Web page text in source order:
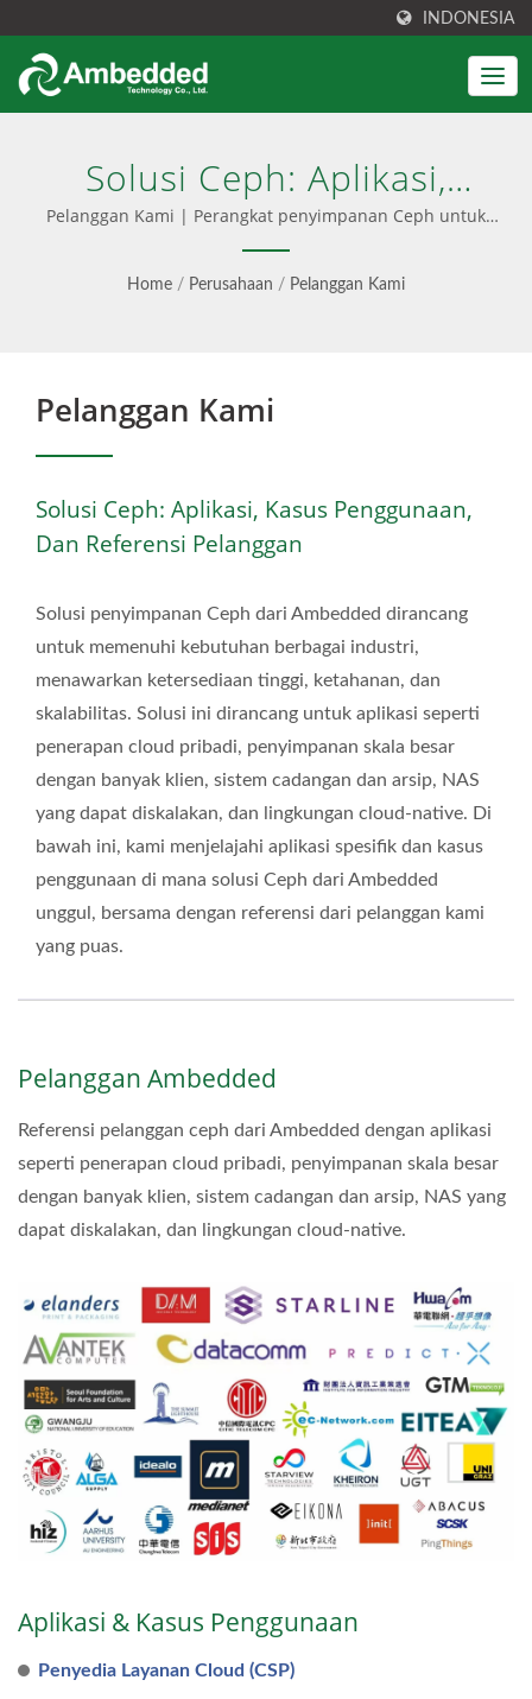
INDONESIA
Solusi Ceph: Aplikasi,
Kasus Penggunaan, Dan
Referensi Pelanggan |
Lebih Rendah - Ambedded
Pelanggan Kami | Perangkat penyimpanan Ceph untuk
perusahaan
Home / Perusahaan / Pelanggan Kami
Pelanggan Kami
Solusi Ceph: Aplikasi, Kasus Penggunaan,
Dan Referensi Pelanggan
Solusi penyimpanan Ceph dari Ambedded dirancang
untuk memenuhi kebutuhan berbagai industri,
menawarkan ketersediaan tinggi, ketahanan, dan
skalabilitas. Solusi ini dirancang untuk aplikasi seperti
penerapan cloud pribadi, penyimpanan skala besar
dengan banyak klien, sistem cadangan dan arsip, NAS
yang dapat diskalakan, dan lingkungan cloud-native. Di
bawah ini, kami menjelajahi aplikasi spesifik dan kasus
penggunaan di mana solusi Ceph dari Ambedded
unggul, bersama dengan referensi dari pelanggan kami
yang puas.
Pelanggan Ambedded
Referensi pelanggan ceph dari Ambedded dengan aplikasi
seperti penerapan cloud pribadi, penyimpanan skala besar
dengan banyak klien, sistem cadangan dan arsip, NAS yang
dapat diskalakan, dan lingkungan cloud-native.
Aplikasi & Kasus Penggunaan
Penyedia Layanan Cloud (CSP)